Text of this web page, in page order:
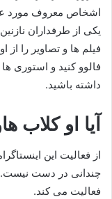
اشخاص معروف مورد
یکی از طرفداران
فیلم ها و تصاویر را از
فالوو کنید و استوری
داشته باشید.
آیا او کلاب
از فعالیت این
چندانی در دست نیست.
فعالیت می کند.